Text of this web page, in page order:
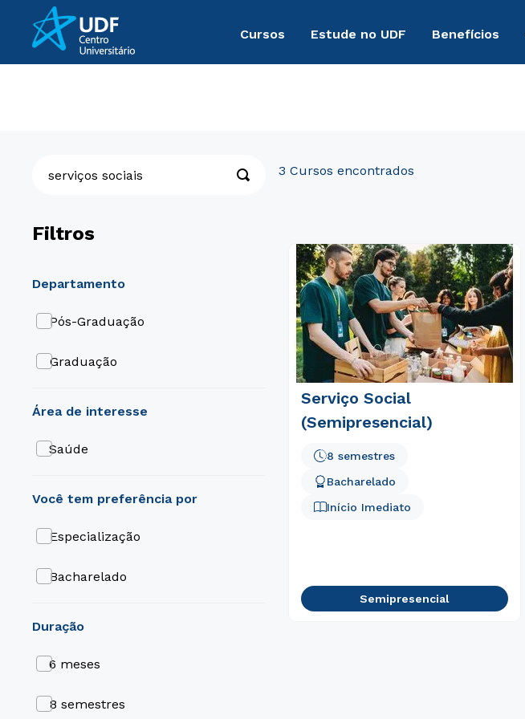
Cursos Estude no UDF Benefícios
Filtros
Departamento
Pós-Graduação
Graduação
área de interesse
Saúde
duração
6 meses
8 semestres
Especialização
Bacharelado
3
Serviço Social
(Semipresencial)
8 semestres
Bacharelado
Início Imediato
Semipresencial